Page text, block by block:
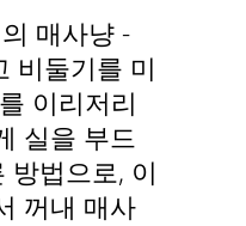
매사냥 -
비둘기를 미
이리저리
실을 부드
법으로, 이
꺼내 매사